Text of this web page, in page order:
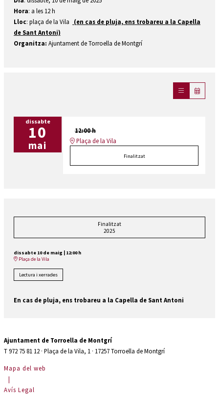
Hora: a les 12 h
Lloc: plaça de la Vila
(en cas de pluja, ens trobareu a la Capella
de Sant Antoni)
Organitza: Ajuntament de Torroella de Montgrí
dissabte
10
mai
12:00 h
Plaça de la Vila
Finalitzat
Finalitzat
2025
dissabte 10 de maig | 12:00 h
Plaça de la Vila
Lectura i xerrades
En cas de pluja, ens trobareu a la Capella de Sant Antoni
Ajuntament de Torroella de Montgrí
T 972 75 81 12 · Plaça de la Vila, 1 · 17257 Torroella de Montgrí
Mapa del web
|
Avís Legal